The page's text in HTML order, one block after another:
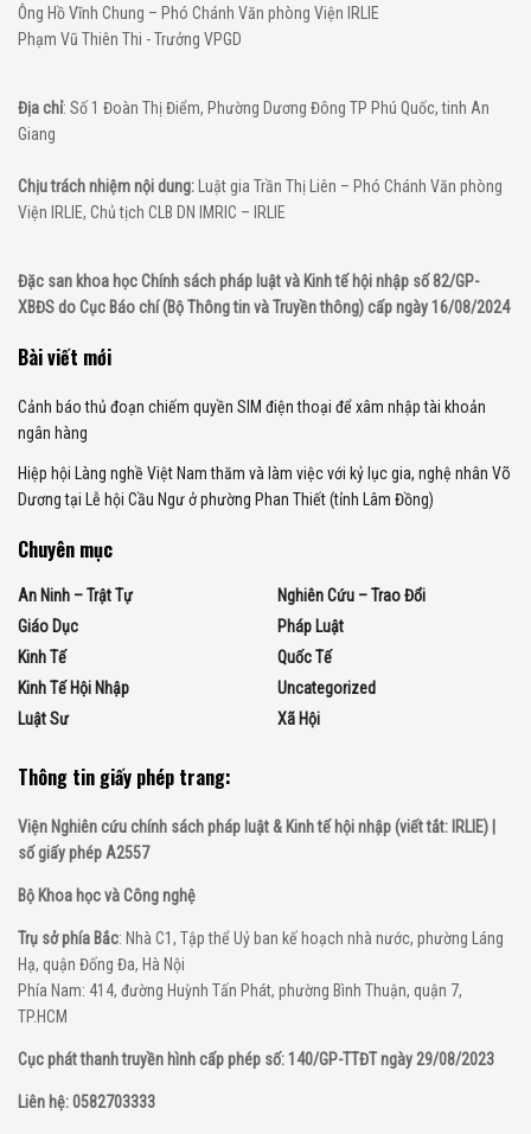
Ông Hồ Vĩnh Chung – Phó Chánh Văn phòng Viện IRLIE
Phạm Vũ Thiên Thi - Trưởng VPGD
Địa chỉ: Số 1 Đoàn Thị Điểm, Phường Dương Đông TP Phú Quốc, tinh An
Giang
Chịu trách nhiệm nội dung: Luật gia Trần Thị Liên – Phó Chánh Văn phòng
Viện IRLIE, Chủ tịch CLB DN IMRIC – IRLIE
Đặc san khoa học Chính sách pháp luật và Kinh tế hội nhập số 82/GP-
XBĐS do Cục Báo chí (Bộ Thông tin và Truyền thông) cấp ngày 16/08/2024
Bài viết mới
Cảnh báo thủ đoạn chiếm quyền SIM điện thoại để xâm nhập tài khoản
ngân hàng
Hiệp hội Làng nghề Việt Nam thăm và làm việc với kỷ lục gia, nghệ nhân Võ
Dương tại Lễ hội Cầu Ngư ở phường Phan Thiết (tỉnh Lâm Đồng)
Chuyên mục
An Ninh – Trật Tự
Giáo Dục
Kinh Tế
Kinh Tế Hội Nhập
Luật Sư
Nghiên Cứu – Trao Đổi
Pháp Luật
Quốc Tế
Uncategorized
Xã Hội
Thông tin giấy phép trang:
Viện Nghiên cứu chính sách pháp luật & Kinh tế hội nhập (viết tắt: IRLIE) |
số giấy phép A2557
Bộ Khoa học và Công nghệ
Trụ sở phía Bắc: Nhà C1, Tập thể Uỷ ban kế hoạch nhà nước, phường Láng
Hạ, quận Đống Đa, Hà Nội
Phía Nam: 414, đường Huỳnh Tấn Phát, phường Bình Thuận, quận 7,
TP.HCM
Cục phát thanh truyền hình cấp phép số: 140/GP-TTĐT ngày 29/08/2023
Liên hệ: 0582703333